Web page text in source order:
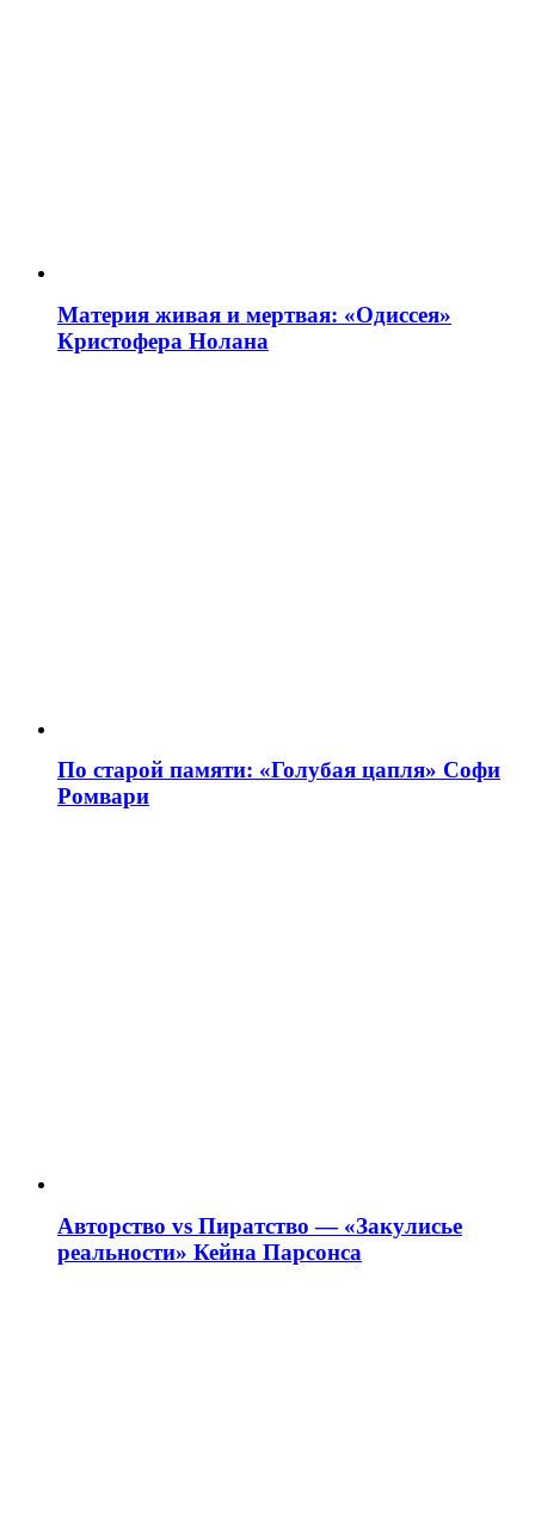
Материя живая и мертвая: «Одиссея»
Кристофера Нолана
По старой памяти: «Голубая цапля» Софи
Ромвари
Авторство vs Пиратство — «Закулисье
реальности» Кейна Парсонса